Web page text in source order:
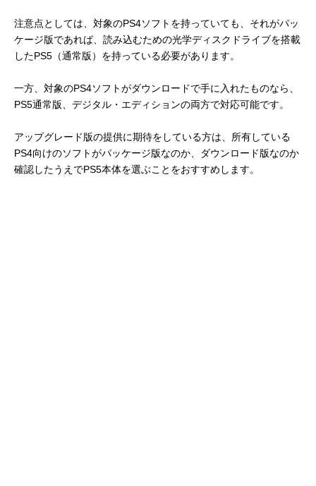
注意点としては、対象のPS4ソフトを持っていても、それがパッ
ケージ版であれば、読み込むための光学ディスクドライブを搭載
したPS5（通常版）を持っている必要があります。
一方、対象のPS4ソフトがダウンロードで手に入れたものなら、
PS5通常版、デジタル・エディションの両方で対応可能です。
アップグレード版の提供に期待をしている方は、所有している
PS4向けのソフトがパッケージ版なのか、ダウンロード版なのか
確認したうえでPS5本体を選ぶことをおすすめします。